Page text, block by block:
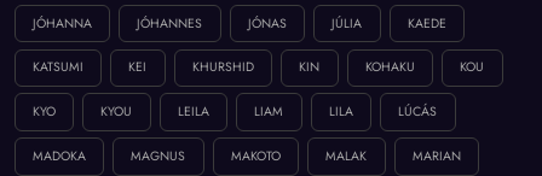
JÓHANNA JÓHANNES JÓNAS JÚLIA KAEDE
KATSUMI KEI KHURSHID KIN KOHAKU KOU
KYO KYOU LEILA LIAM LILA LÚCÁS
MADOKA MAGNUS MAKOTO MALAK MARIAN